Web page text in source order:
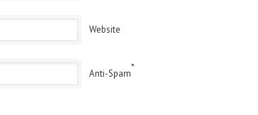
Website
Anti-Spam
*